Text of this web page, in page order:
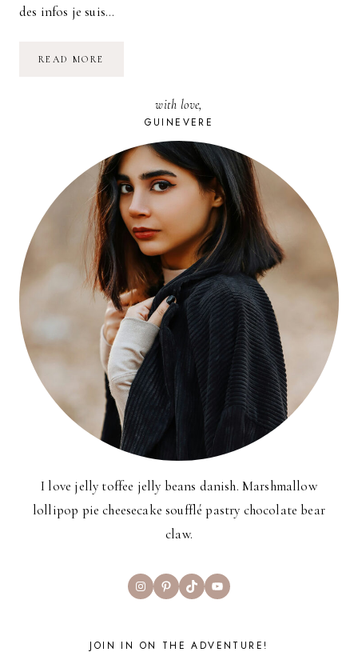
des infos je suis…
READ MORE
with love,
GUINEVERE
I love jelly toffee jelly beans danish. Marshmallow
lollipop pie cheesecake soufflé pastry chocolate bear
claw.
InstagramPinterest
TikTokYouTube
JOIN IN ON THE ADVENTURE!